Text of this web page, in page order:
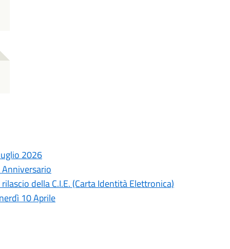
2026
della C.I.E. (Carta Identità Elettronica)
10 Aprile